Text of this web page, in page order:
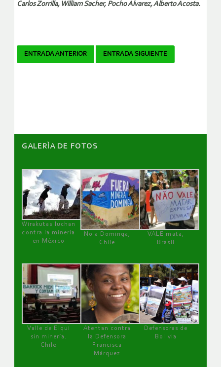
Carlos Zorrilla, William Sacher, Pocho Alvarez, Alberto Acosta.
Navegador
ENTRADA ANTERIOR ENTRADA SIGUIENTE
GALERÌA DE FOTOS
Wirakutas luchan
contra la minería
en México
No a Dominga,
Chile
VALE mata,
Brasil
Valle de Elqui
sin minería.
Chile
Atentan contra
la Defensora
Francisca
Márquez
Defensoras de
Bolivia